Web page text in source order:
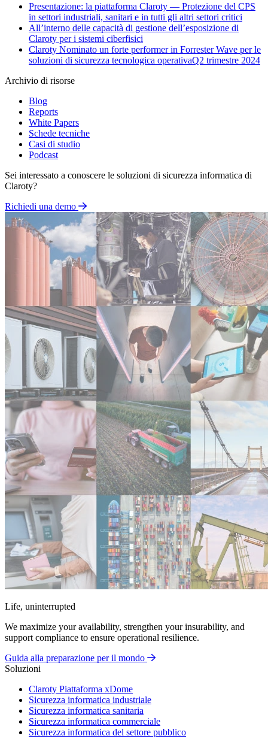
Presentazione: la piattaforma Claroty — Protezione del CPS
in settori industriali, sanitari e in tutti gli altri settori critici
All’interno delle capacità di gestione dell’esposizione di
Claroty per i sistemi ciberfisici
Claroty Nominato un forte performer in Forrester Wave per le
soluzioni di sicurezza tecnologica operativaQ2 trimestre 2024
Archivio di risorse
Blog
Reports
White Papers
Schede tecniche
Casi di studio
Podcast
Sei interessato a conoscere le soluzioni di sicurezza informatica di
Claroty?
Richiedi una demo
Life, uninterrupted
We maximize your availability, strengthen your insurability, and
support compliance to ensure operational resilience.
Guida alla preparazione per il mondo
Soluzioni
Claroty Piattaforma xDome
Sicurezza informatica industriale
Sicurezza informatica sanitaria
Sicurezza informatica commerciale
Sicurezza informatica del settore pubblico